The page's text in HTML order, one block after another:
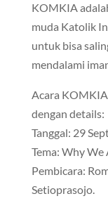
KOMKIA
muda Katolik
untuk bisa
mendalami
Acara
dengan details:
Tanggal: 29
Tema: Why We
Pembicara:
Setioprasojo.